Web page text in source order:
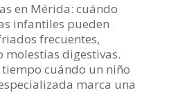
en Mérida: cuándo
infantiles pueden
frecuentes,
digestivas.
tiempo cuándo un niño
marca una